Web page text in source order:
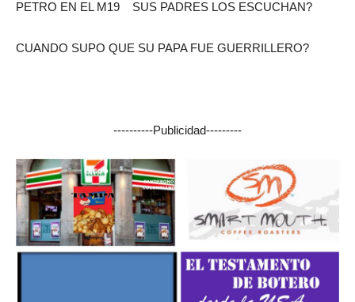
PETRO EN EL M19 SUS PADRES LOS ESCUCHAN?
CUANDO SUPO QUE SU PAPA FUE GUERRILLERO?
----------Publicidad---------